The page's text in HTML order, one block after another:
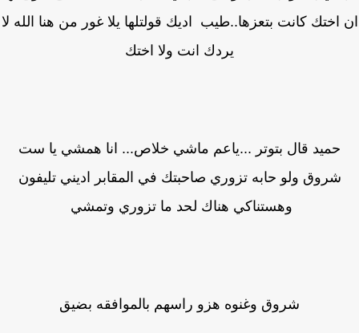
اختك كانت بتعزها..طيب اديك قولتلها يلا غور من هنا الله لا
يردك انت ولا اختك
حميد قال بتوتر ...ياعم ماشي خلاص... انا همشي يا ست
شروق ولو حابه تزوري صاحبتك في المقابر اديني تليفون
وهستناكي هناك لحد ما تزوري وتمشي
شروق وغنوه هزو راسهم بالموافقه بضيق